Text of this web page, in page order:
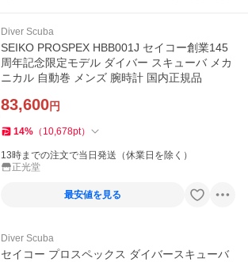
Diver Scuba
SEIKO PROSPEX HBB001J セイコー創業145
周年記念限定モデル ダイバー スキューバ メカ
ニカル 自動巻 メンズ 腕時計 国内正規品
83,600円
14% （ 10,678pt）
13時までの注文で当日発送（休業日を除く）
正光堂
最安値を見る
Diver Scuba
セイコー プロスペックス ダイバースキューバ